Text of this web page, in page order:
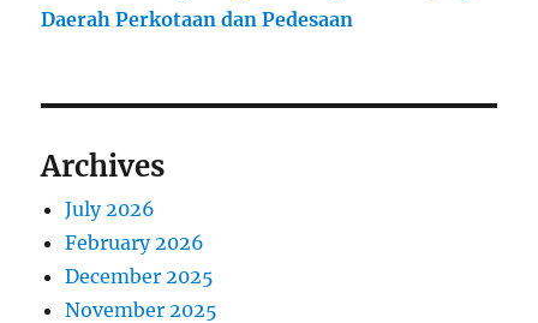
Daerah Perkotaan dan Pedesaan
Archives
July 2026
February 2026
December 2025
November 2025